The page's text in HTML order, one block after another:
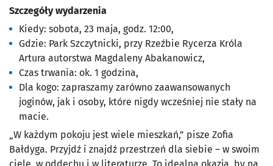
Szczegóły wydarzenia
Kiedy: sobota, 23 maja, godz. 12:00,
Gdzie: Park Szczytnicki, przy Rzeźbie Rycerza Króla
Artura autorstwa Magdaleny Abakanowicz,
Czas trwania: ok. 1 godzina,
Dla kogo: zapraszamy zarówno zaawansowanych
joginów, jak i osoby, które nigdy wcześniej nie stały na
macie.
„W każdym pokoju jest wiele mieszkań,” pisze Zofia
Bałdyga. Przyjdź i znajdź przestrzeń dla siebie – w swoim